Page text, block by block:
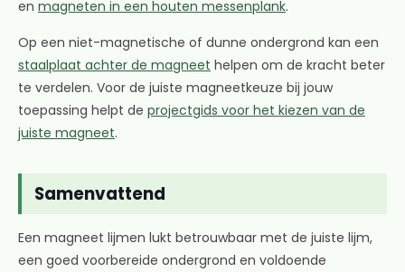
en magneten in een houten messenplank.
Op een niet-magnetische of dunne ondergrond kan een
staalplaat achter de magneet helpen om de kracht beter
te verdelen. Voor de juiste magneetkeuze bij jouw
toepassing helpt de projectgids voor het kiezen van de
juiste magneet.
Samenvattend
Een magneet lijmen lukt betrouwbaar met de juiste lijm,
een goed voorbereide ondergrond en voldoende